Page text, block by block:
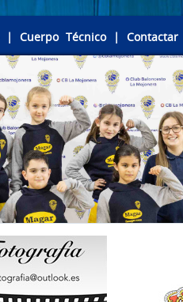
| Cuerpo Técnico| Contactar